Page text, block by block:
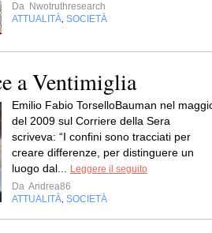
Da Nwotruthresearch
ATTUALITÀ SOCIETÀ
a Ventimiglia
Emilio Fabio TorselloBauman nel
del 2009 sul Corriere della Sera
scriveva: “I confini sono tracciati per
creare differenze, per distinguere un
luogo dal...
Leggere il seguito
Da Andrea86
ATTUALITÀ SOCIETÀ